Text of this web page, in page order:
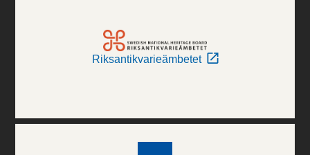
Riksantikvarieämbetet